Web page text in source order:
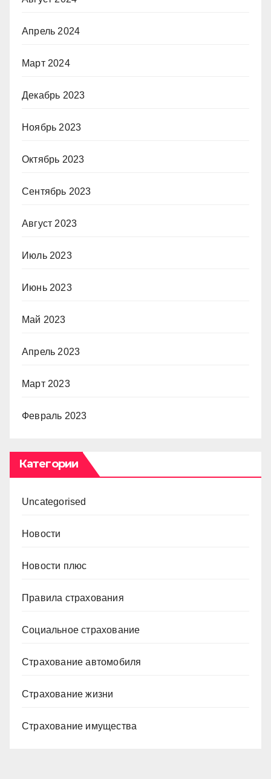
Апрель 2024
Март 2024
Декабрь 2023
Ноябрь 2023
Октябрь 2023
Сентябрь 2023
Август 2023
Июль 2023
Июнь 2023
Май 2023
Апрель 2023
Март 2023
Февраль 2023
Категории
Uncategorised
Новости
Новости плюс
Правила страхования
Социальное страхование
Страхование автомобиля
Страхование жизни
Страхование имущества